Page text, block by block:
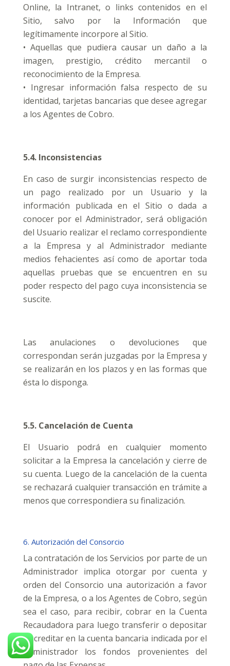
Online, la Intranet, o links contenidos en el
Sitio, salvo por la Información que
legítimamente incorpore al Sitio.
• Aquellas que pudiera causar un daño a la
imagen, prestigio, crédito mercantil o
reconocimiento de la Empresa.
• Ingresar información falsa respecto de su
identidad, tarjetas bancarias que desee agregar
a los Agentes de Cobro.
5.4. Inconsistencias
En caso de surgir inconsistencias respecto de
un pago realizado por un Usuario y la
información publicada en el Sitio o dada a
conocer por el Administrador, será obligación
del Usuario realizar el reclamo correspondiente
a la Empresa y al Administrador mediante
medios fehacientes así como de aportar toda
aquellas pruebas que se encuentren en su
poder respecto del pago cuya inconsistencia se
suscite.
Las anulaciones o devoluciones que
correspondan serán juzgadas por la Empresa y
se realizarán en los plazos y en las formas que
ésta lo disponga.
5.5. Cancelación de Cuenta
El Usuario podrá en cualquier momento
solicitar a la Empresa la cancelación y cierre de
su cuenta. Luego de la cancelación de la cuenta
se rechazará cualquier transacción en trámite a
menos que correspondiera su finalización.
6. Autorización del Consorcio
La contratación de los Servicios por parte de un
Administrador implica otorgar por cuenta y
orden del Consorcio una autorización a favor
de la Empresa, o a los Agentes de Cobro, según
sea el caso, para recibir, cobrar en la Cuenta
Recaudadora para luego transferir o depositar
y acreditar en la cuenta bancaria indicada por el
Administrador los fondos provenientes del